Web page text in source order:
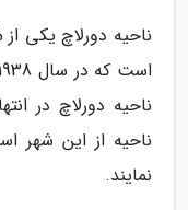
ناحیه دورلاچ یکی
ناحیه دورلاچ در
نمایند.